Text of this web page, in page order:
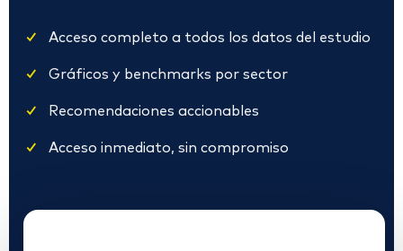
Acceso completo a todos los datos del estudio
Gráficos y benchmarks por sector
Recomendaciones accionables
Acceso inmediato, sin compromiso